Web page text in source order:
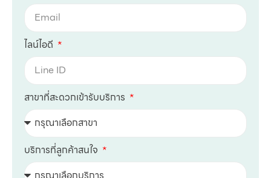
ไลน์ไอดี
สาขาที่สะดวกเข้ารับบริการ
บริการที่ลูกค้าสนใจ